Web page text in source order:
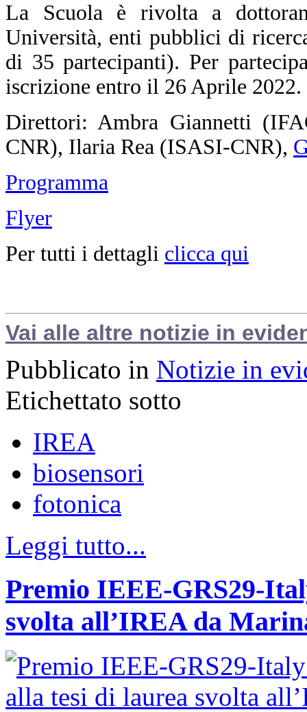
La Scuola è rivolta a
Università, enti pubblici di
di 35 partecipanti). Per
iscrizione entro il 26 Aprile 2022.
Direttori: Ambra Giannetti
CNR), Ilaria Rea (ISASI-CNR),
Programma
Flyer
Per tutti i dettagli clicca qui
Vai alle altre notizie in
Pubblicato in Notizie in
Etichettato sotto
IREA
biosensori
fotonica
Leggi tutto...
Premio IEEE-GRS29-
svolta all’IREA da